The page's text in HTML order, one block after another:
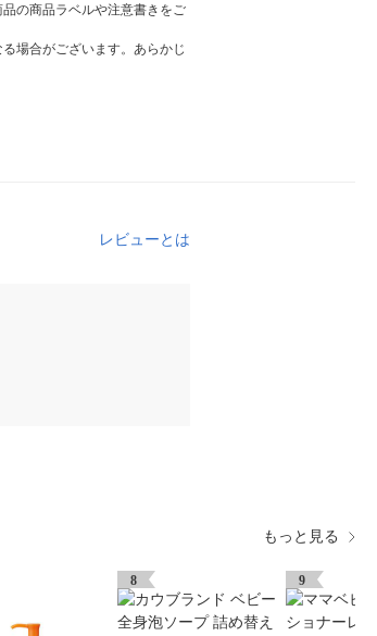
の商品ラベルや注意書きをご
場合がございます。あらかじ
レビューとは
もっと見る
8 9